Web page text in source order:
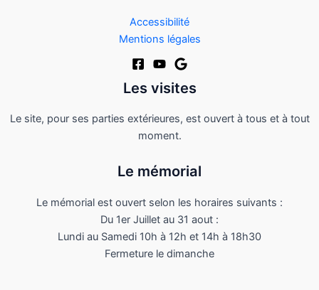
Accessibilité
Mentions légales
Les visites
Le site, pour ses parties extérieures, est ouvert à tous et à tout
moment.
Le mémorial
Le mémorial est ouvert selon les horaires suivants :
Du 1er Juillet au 31 aout :
Lundi au Samedi 10h à 12h et 14h à 18h30
Fermeture le dimanche